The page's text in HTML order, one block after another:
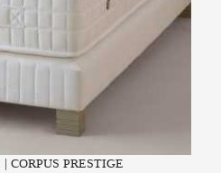
CORPUS PRESTIGE